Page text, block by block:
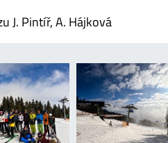
J. Pintíř, A. Hájková